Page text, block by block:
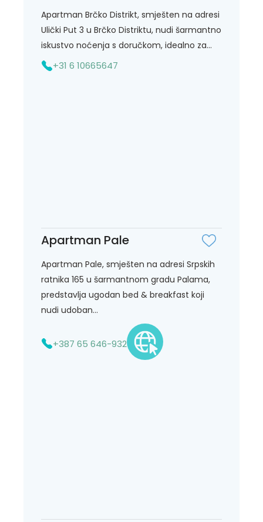
Apartman Brčko Distrikt, smješten na adresi
Ulički Put 3 u Brčko Distriktu, nudi šarmantno
iskustvo noćenja s doručkom, idealno za...
+31 6 10665647
Apartman Pale
Apartman Pale, smješten na adresi Srpskih
ratnika 165 u šarmantnom gradu Palama,
predstavlja ugodan bed & breakfast koji
nudi udoban...
+387 65 646-932